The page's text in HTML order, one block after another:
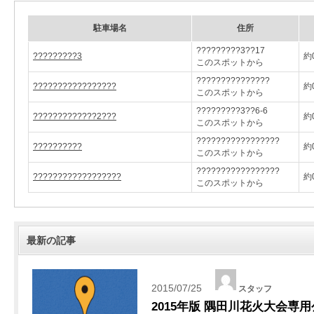
駐車場名 住所
?????????3
?????????3??17
このスポットから
約
?????????????????
???????????????
このスポットから
約
?????????????2???
?????????3??6-6
このスポットから
約
??????????
?????????????????
このスポットから
約
??????????????????
?????????????????
このスポットから
約
最新の記事
2015/07/25 スタッフ
2015年版 隅田川花火大会専